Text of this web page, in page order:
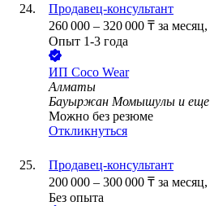
Продавец-консультант
260 000 – 320 000 ₸ за месяц,
Опыт 1-3 года
ИП Coco Wear
Алматы
Бауыржан Момышулы и еще
Можно без резюме
Откликнуться
Продавец-консультант
200 000 – 300 000 ₸ за месяц,
Без опыта